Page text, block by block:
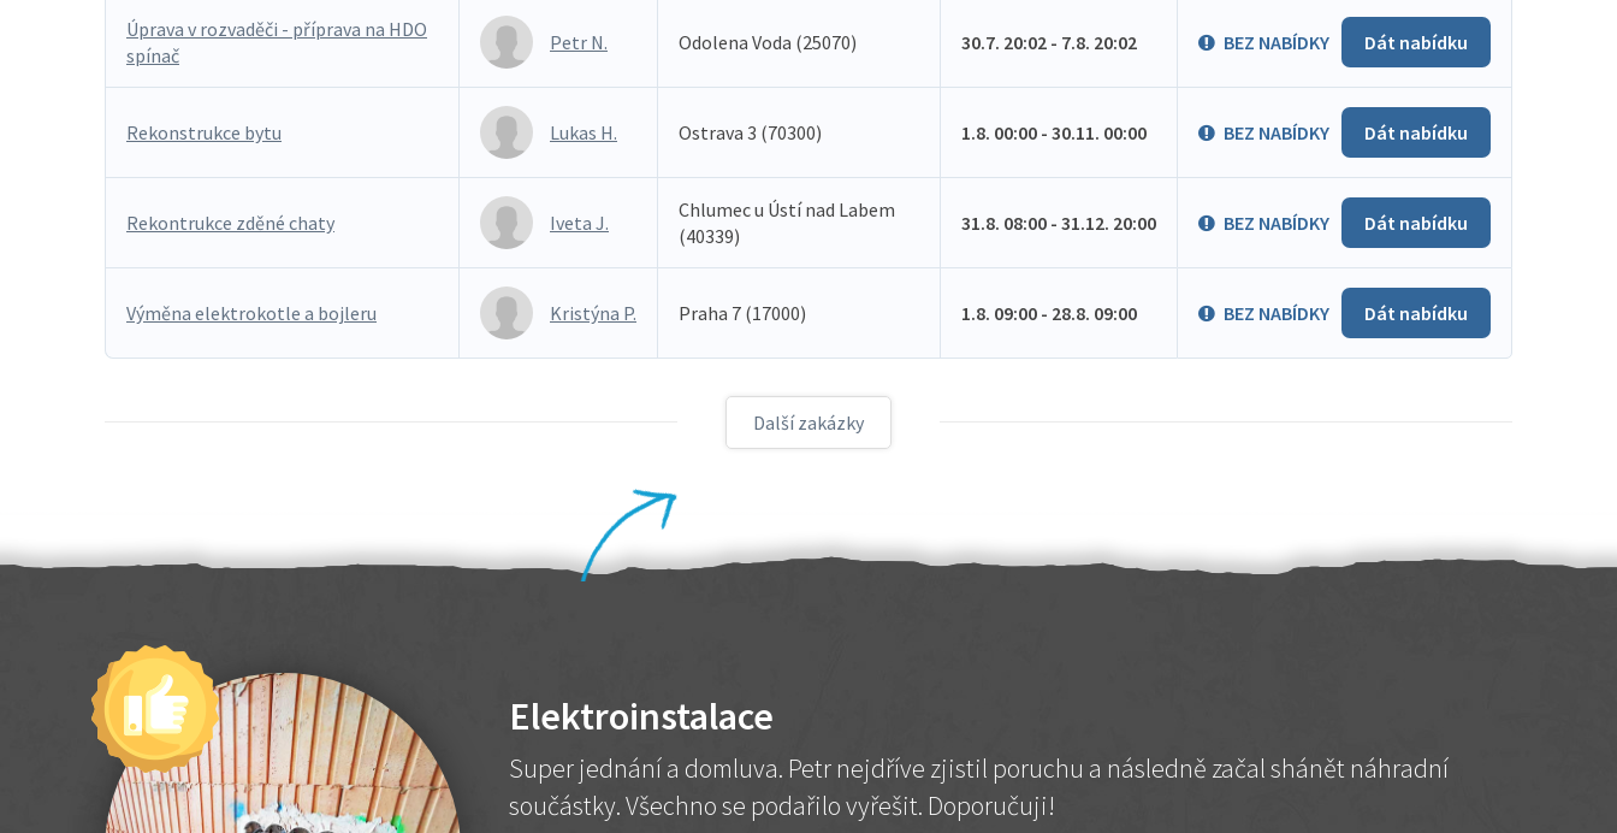
Úprava v rozvaděči - příprava na HDO
spínač
Petr N. Odolena Voda (25070) 30.7. 20:02 - 7.8. 20:02 BEZ NABÍDKY Dát nabídku
Rekonstrukce bytu Lukas H. Ostrava 3 (70300) 1.8. 00:00 - 30.11. 00:00 BEZ NABÍDKY Dát nabídku
Rekontrukce zděné chaty Iveta J.
Chlumec u Ústí nad Labem
(40339)
31.8. 08:00 - 31.12. 20:00 BEZ NABÍDKY Dát nabídku
Výměna elektrokotle a bojleru Kristýna P. Praha 7 (17000) 1.8. 09:00 - 28.8. 09:00 BEZ NABÍDKY Dát nabídku
Další zakázky
Elektroinstalace
Super jednání a domluva. Petr nejdříve zjistil poruchu a následně začal shánět náhradní
součástky. Všechno se podařilo vyřešit. Doporučuji!